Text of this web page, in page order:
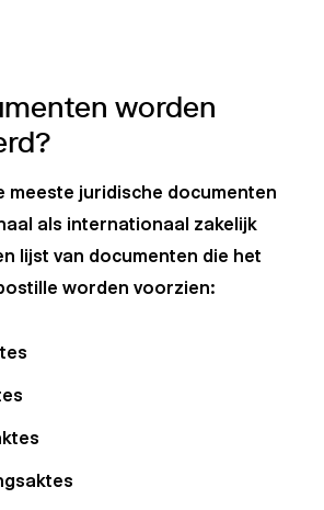
worden
meeste juridische documenten
als internationaal zakelijk
lijst van documenten die het
worden voorzien: